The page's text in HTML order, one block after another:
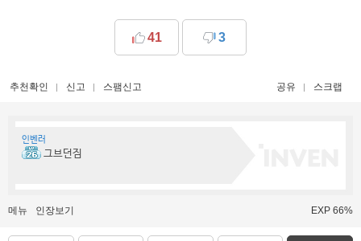
41 3
추천확인 신고 스팸신고 공유 스크랩
인벤러
그브던짐
메뉴 인장보기 EXP 66%